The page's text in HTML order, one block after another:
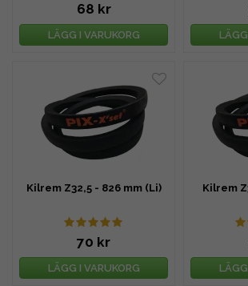
68 kr
LÄGG I VARUKORG
Kilrem Z32,5 - 826 mm (Li)
70 kr
LÄGG I VARUKORG
Kilrem